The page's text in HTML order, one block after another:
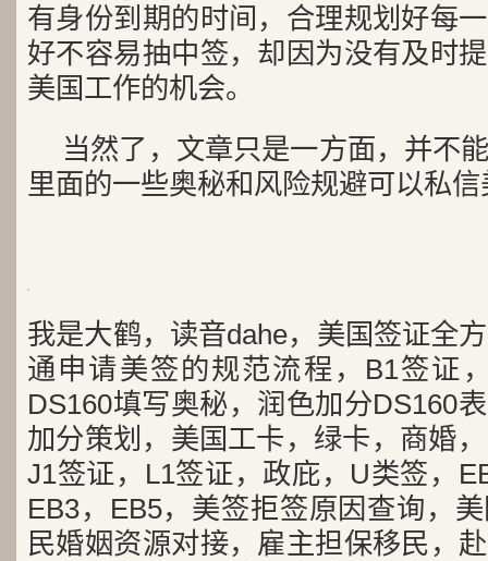
有身份到期的时间，合理规划好每
好不容易抽中签，却因为没有及时
美国工作的机会。
当然了，文章只是一方面，并不
里面的一些奥秘和风险规避可以私
我是大鹤，读音dahe，美国签证全
通申请美签的规范流程，B1签证
DS160填写奥秘，润色加分DS160
加分策划，美国工卡，绿卡，商婚
J1签证，L1签证，政庇，U类签，
EB3，EB5，美签拒签原因查询，
民婚姻资源对接，雇主担保移民，